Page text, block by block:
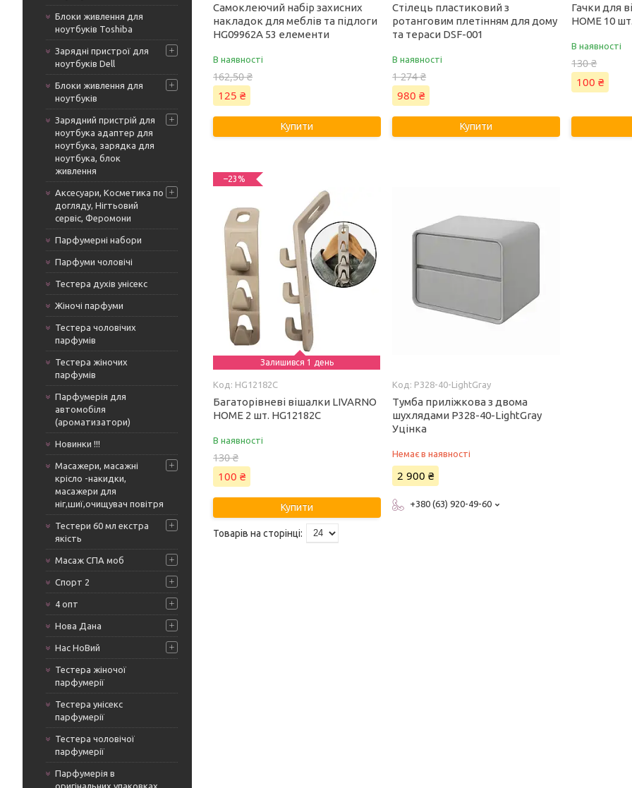
Блоки живлення для
ноутбуків Toshiba
Зарядні пристрої для
ноутбуків Dell
Блоки живлення для
ноутбуків
Зарядний пристрій для
ноутбука адаптер для
ноутбука, зарядка для
ноутбука, блок
живлення
Аксесуари, Косметика по
догляду, Нігтьовий
сервіс, Феромони
Парфумерні набори
Парфуми чоловічі
Тестера духів унісекс
Жіночі парфуми
Тестера чоловічих
парфумів
Тестера жіночих
парфумів
Парфумерія для
автомобіля
(ароматизатори)
Новинки !!!
Масажери, масажні
крісло -накидки,
масажери для
ніг,шиї,очищувач повітря
Тестери 60 мл екстра
якість
Масаж СПА моб
Спорт 2
4 опт
Нова Дана
Нас НоВий
Тестера жіночої
парфумерії
Тестера унісекс
парфумерії
Тестера чоловічої
парфумерії
Парфумерія в
оригінальних упаковках
Самоклеючий набір захисних
накладок для меблів та підлоги
HG09962A 53 елементи
В наявності
162,50 ₴
125 ₴
Купити
Стілець пластиковий з
ротанговим плетінням для дому
та тераси DSF-001
В наявності
1 274 ₴
980 ₴
Купити
Гачки для
HOME 10
В наявності
130 ₴
100 ₴
–23%
Залишився 1 день
HG12182C
Багаторівневі вішалки LIVARNO
HOME 2 шт. HG12182C
В наявності
130 ₴
100 ₴
Купити
P328-40-LightGray
Тумба приліжкова з двома
шухлядами P328-40-LightGray
Уцінка
Немає в наявності
2 900 ₴
+380 (63) 920-49-60